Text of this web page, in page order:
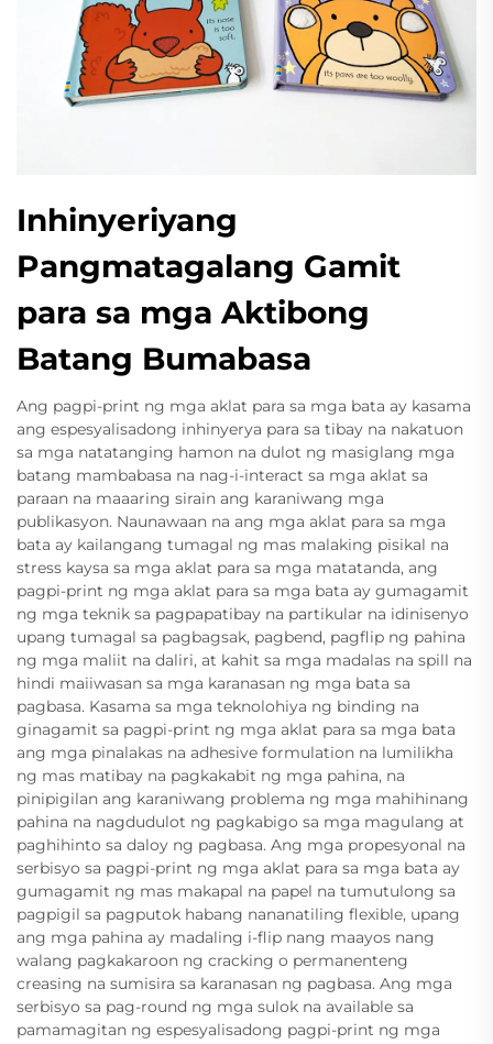
Inhinyeriyang
Pangmatagalang Gamit
para sa mga Aktibong
Batang Bumabasa
Ang pagpi-print ng mga aklat para sa mga bata ay kasama
ang espesyalisadong inhinyerya para sa tibay na nakatuon
sa mga natatanging hamon na dulot ng masiglang mga
batang mambabasa na nag-i-interact sa mga aklat sa
paraan na maaaring sirain ang karaniwang mga
publikasyon. Naunawaan na ang mga aklat para sa mga
bata ay kailangang tumagal ng mas malaking pisikal na
stress kaysa sa mga aklat para sa mga matatanda, ang
pagpi-print ng mga aklat para sa mga bata ay gumagamit
ng mga teknik sa pagpapatibay na partikular na idinisenyo
upang tumagal sa pagbagsak, pagbend, pagflip ng pahina
ng mga maliit na daliri, at kahit sa mga madalas na spill na
hindi maiiwasan sa mga karanasan ng mga bata sa
pagbasa. Kasama sa mga teknolohiya ng binding na
ginagamit sa pagpi-print ng mga aklat para sa mga bata
ang mga pinalakas na adhesive formulation na lumilikha
ng mas matibay na pagkakabit ng mga pahina, na
pinipigilan ang karaniwang problema ng mga mahihinang
pahina na nagdudulot ng pagkabigo sa mga magulang at
paghihinto sa daloy ng pagbasa. Ang mga propesyonal na
serbisyo sa pagpi-print ng mga aklat para sa mga bata ay
gumagamit ng mas makapal na papel na tumutulong sa
pagpigil sa pagputok habang nananatiling flexible, upang
ang mga pahina ay madaling i-flip nang maayos nang
walang pagkakaroon ng cracking o permanenteng
creasing na sumisira sa karanasan ng pagbasa. Ang mga
serbisyo sa pag-round ng mga sulok na available sa
pamamagitan ng espesyalisadong pagpi-print ng mga